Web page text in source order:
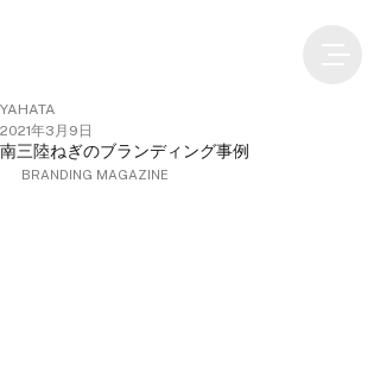
南三陸ねぎのブランディング事例
YAHATA
2021年3月9日
BRANDING MAGAZINE